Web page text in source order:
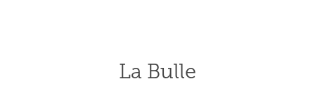
La Bulle